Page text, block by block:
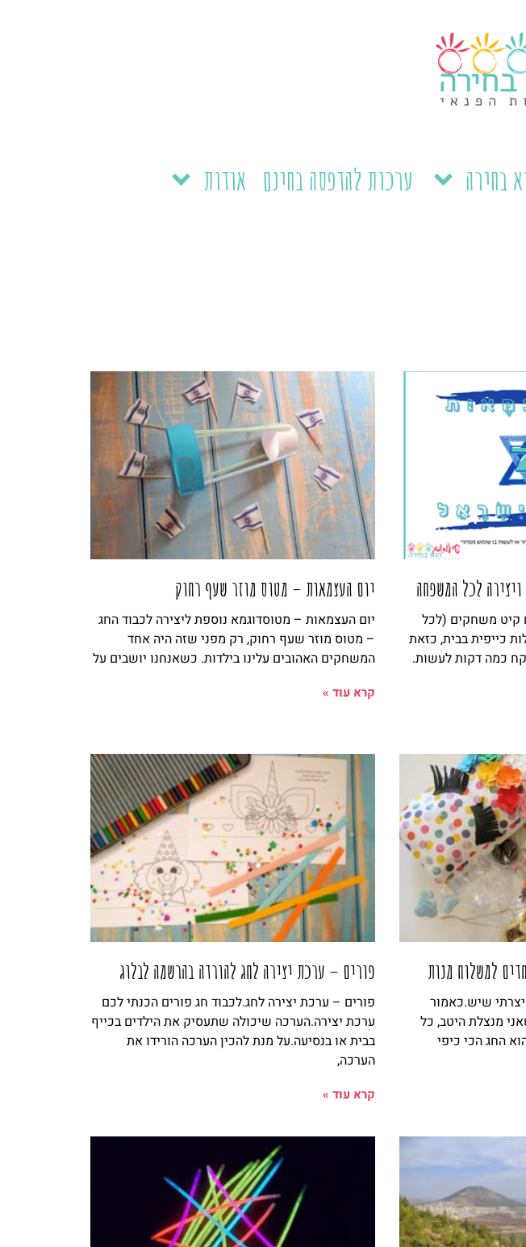
בחירה ערכות להדפסה בחינם אודות
לכל המשפחה
קיט משחקים (לכל
כייפית בבית, כזאת
כמה דקות לעשות.
יום העצמאות – מטוס מוזר שעף רחוק
יום העצמאות – מטוסדוגמא נוספת ליצירה לכבוד החג
– מטוס מוזר שעף רחוק, רק מפני שזה היה אחד
המשחקים האהובים עלינו בילדות. כשאנחנו יושבים על
קרא עוד »
למשלוח מנות
שיש.כאמור
מנצלת היטב, כל
החג הכי כיפי
פורים – ערכת יצירה לחג להורדה בהרשמה לבלוג
פורים – ערכת יצירה לחג.לכבוד חג פורים הכנתי לכם
ערכת יצירה.הערכה שיכולה שתעסיק את הילדים בכייף
בבית או בנסיעה.על מנת להכין הערכה הורידו את
הערכה,
קרא עוד »
עמודעמוד